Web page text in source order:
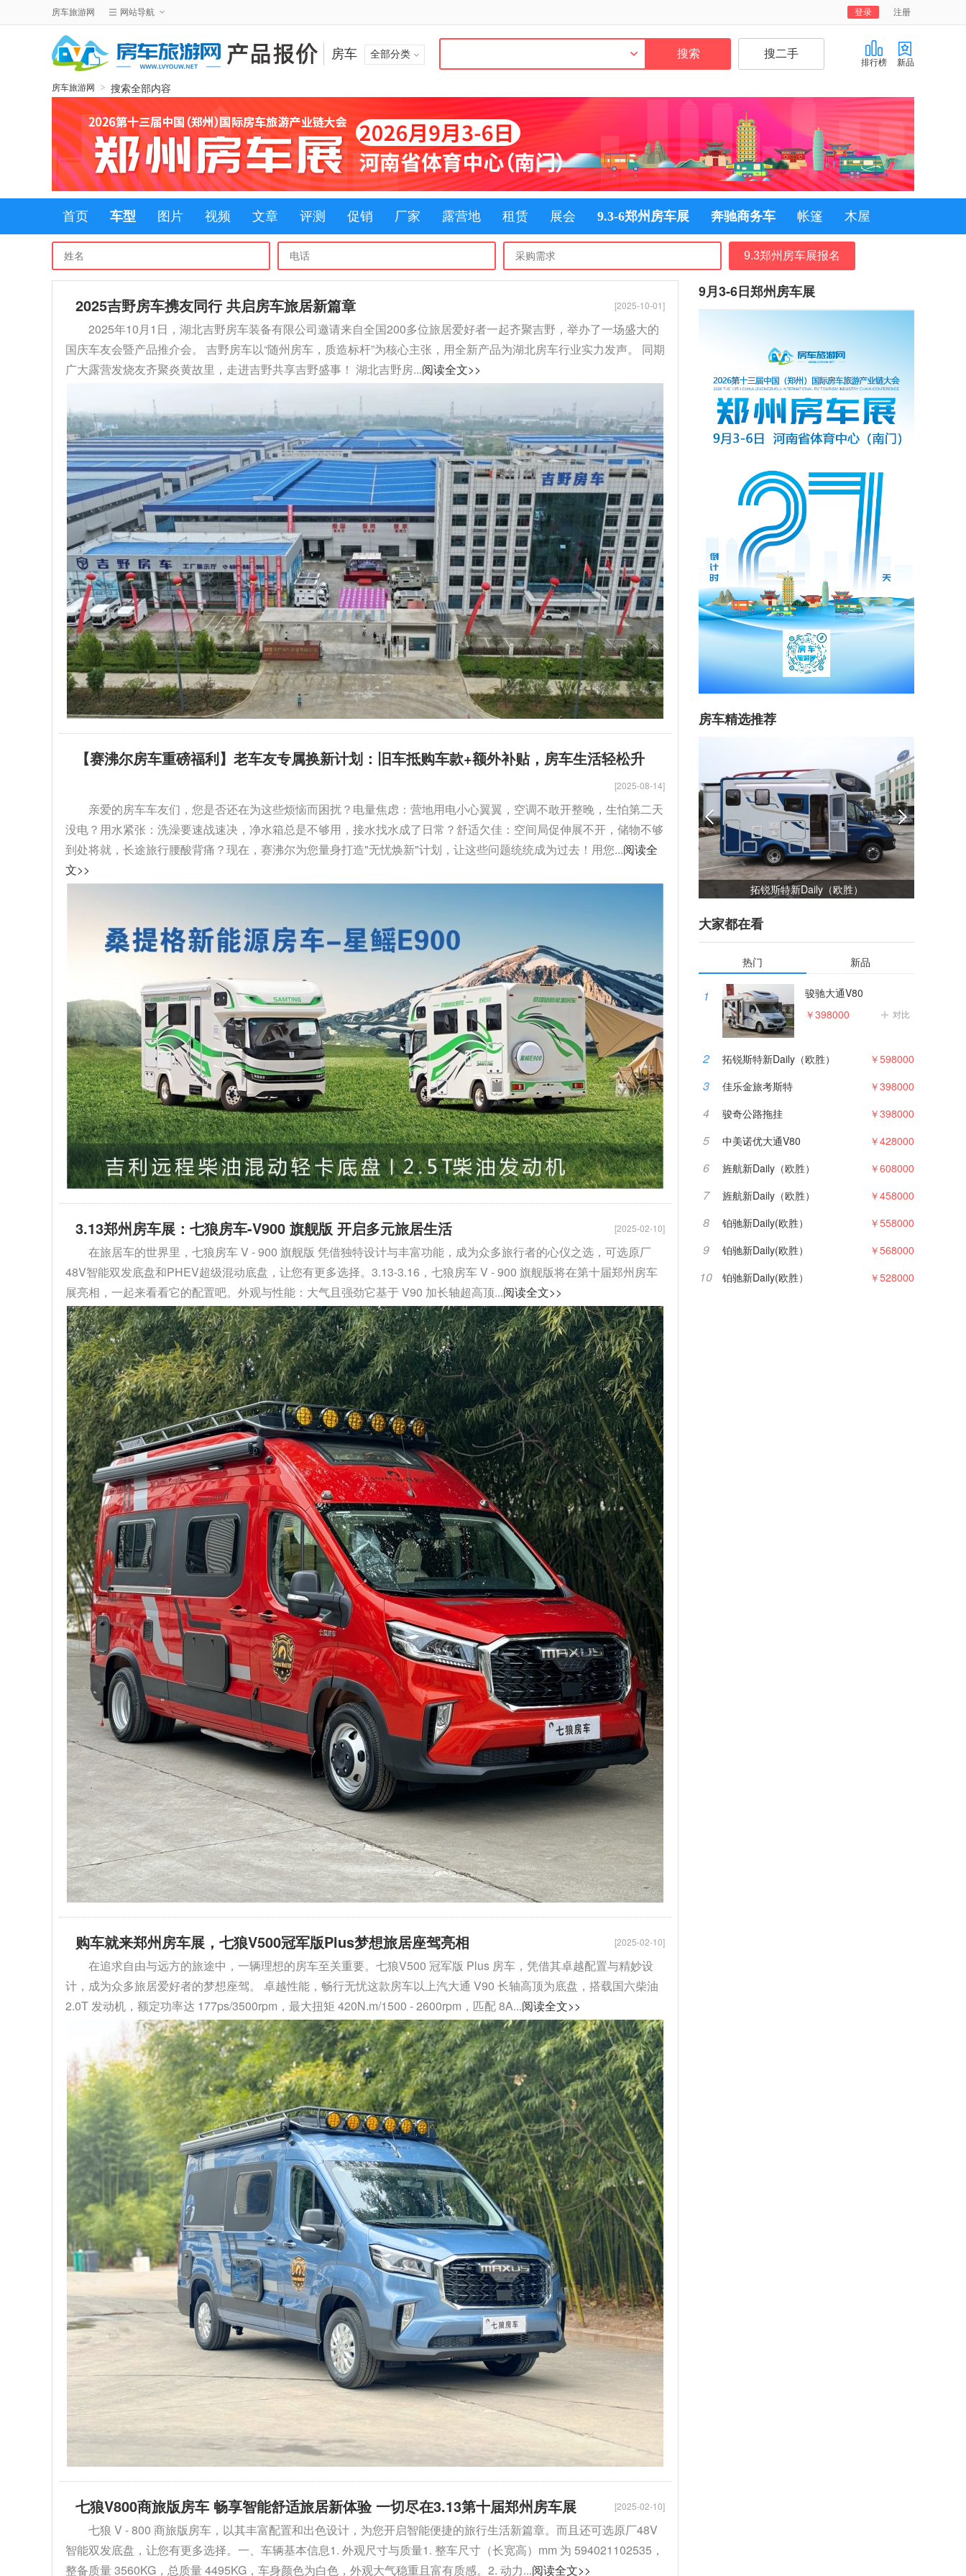
注册
登录
房车旅游网 网站导航
排行榜 新品
房车 全部分类
房车旅游网 > 搜索全部内容
首页 车型 图片 视频 文章 评测 促销 厂家 露营地 租赁 展会 9.3-6郑州房车展 奔驰商务车 帐篷 木屋
9.3郑州房车展报名
2025吉野房车携友同行 共启房车旅居新篇章 [2025-10-01]
2025年10月1日，湖北吉野房车装备有限公司邀请来自全国200多位旅居爱好者一起齐聚吉野，举办了一场盛大的
国庆车友会暨产品推介会。 吉野房车以“随州房车，质造标杆”为核心主张，用全新产品为湖北房车行业实力发声。 同期
广大露营发烧友齐聚炎黄故里，走进吉野共享吉野盛事！ 湖北吉野房...阅读全文>>
【赛沸尔房车重磅福利】老车友专属换新计划：旧车抵购车款+额外补贴，房车生活轻松升
[2025-08-14]
亲爱的房车车友们，您是否还在为这些烦恼而困扰？电量焦虑：营地用电小心翼翼，空调不敢开整晚，生怕第二天
没电？用水紧张：洗澡要速战速决，净水箱总是不够用，接水找水成了日常？舒适欠佳：空间局促伸展不开，储物不够
到处将就，长途旅行腰酸背痛？现在，赛沸尔为您量身打造"无忧焕新"计划，让这些问题统统成为过去！用您...阅读全
文>>
3.13郑州房车展：七狼房车-V900 旗舰版 开启多元旅居生活 [2025-02-10]
在旅居车的世界里，七狼房车 V - 900 旗舰版 凭借独特设计与丰富功能，成为众多旅行者的心仪之选，可选原厂
48V智能双发底盘和PHEV超级混动底盘，让您有更多选择。3.13-3.16，七狼房车 V - 900 旗舰版将在第十届郑州房车
展亮相，一起来看看它的配置吧。外观与性能：大气且强劲它基于 V90 加长轴超高顶...阅读全文>>
购车就来郑州房车展，七狼V500冠军版Plus梦想旅居座驾亮相 [2025-02-10]
在追求自由与远方的旅途中，一辆理想的房车至关重要。七狼V500 冠军版 Plus 房车，凭借其卓越配置与精妙设
计，成为众多旅居爱好者的梦想座驾。 卓越性能，畅行无忧这款房车以上汽大通 V90 长轴高顶为底盘，搭载国六柴油
2.0T 发动机，额定功率达 177ps/3500rpm，最大扭矩 420N.m/1500 - 2600rpm，匹配 8A...阅读全文>>
七狼V800商旅版房车 畅享智能舒适旅居新体验 一切尽在3.13第十届郑州房车展 [2025-02-10]
七狼 V - 800 商旅版房车，以其丰富配置和出色设计，为您开启智能便捷的旅行生活新篇章。而且还可选原厂48V
智能双发底盘，让您有更多选择。一、车辆基本信息1. 外观尺寸与质量1. 整车尺寸（长宽高）mm 为 594021102535，
整备质量 3560KG，总质量 4495KG，车身颜色为白色，外观大气稳重且富有质感。2. 动力...阅读全文>>
9月3-6日郑州房车展
房车精选推荐
佳乐金旅考斯特
大家都在看
热门 新品
1 骏驰大通V80
对比
￥398000
2 拓锐斯特新Daily（欧胜） ￥598000
3 佳乐金旅考斯特 ￥398000
4 骏奇公路拖挂 ￥398000
5 中美诺优大通V80 ￥428000
6 旌航新Daily（欧胜） ￥608000
7 旌航新Daily（欧胜） ￥458000
8 铂驰新Daily(欧胜） ￥558000
9 铂驰新Daily(欧胜） ￥568000
10 铂驰新Daily(欧胜） ￥528000